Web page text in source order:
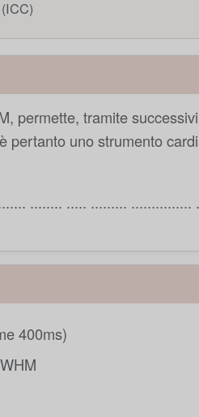
permette, tramite
uno strumento
........ ..... ......... ...............
400ms)